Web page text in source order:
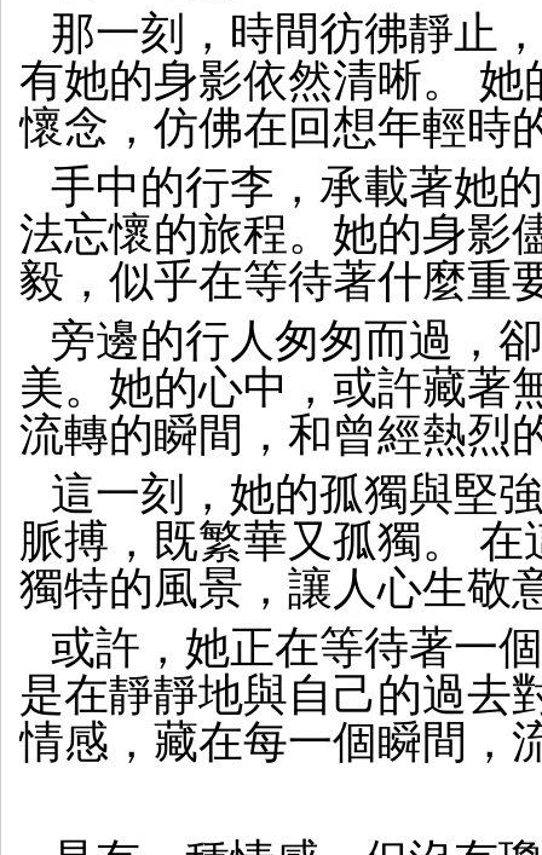
那一刻，時間彷彿靜止
有她的身影依然清晰。
懷念，仿佛在回想年輕時
手中的行李，承載著她
法忘懷的旅程。她的身影
毅，似乎在等待著什麼重
旁邊的行人匆匆而過，
美。她的心中，或許藏著
流轉的瞬間，和曾經熱烈
這一刻，她的孤獨與堅
脈搏，既繁華又孤獨。
獨特的風景，讓人心生敬
或許，她正在等待著一
是在靜靜地與自己的過去
情感，藏在每一個瞬間，